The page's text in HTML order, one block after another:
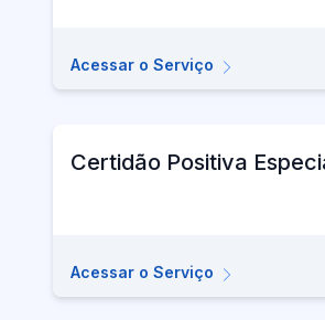
Acessar o Serviço
Certidão Positiva
Acessar o Serviço